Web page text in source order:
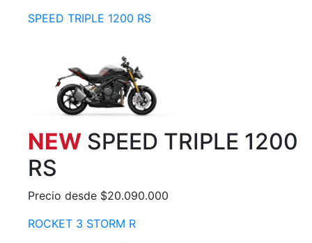
SPEED TRIPLE 1200 RS
NEW SPEED TRIPLE 1200
RS
Precio desde $20.090.000
ROCKET 3 STORM R